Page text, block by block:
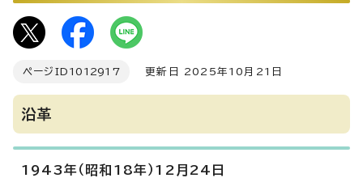
ページID 1012917 更新日 2025年10月21日
沿革
1943年（昭和18年）12月24日